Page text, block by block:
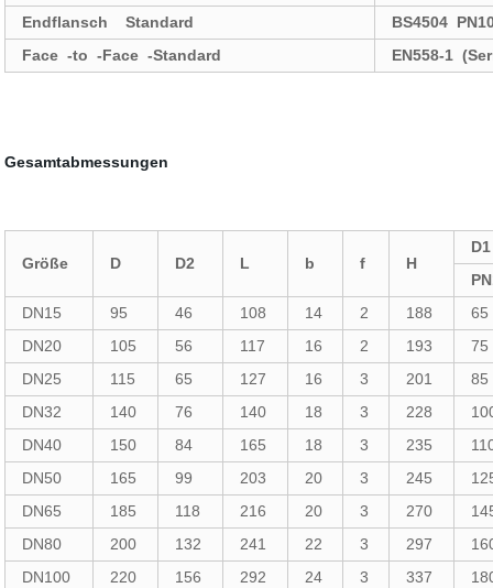
Endflansch Standard
BS4504
Face -to -Face -Standard
EN558-1
Gesamtabmessungen
Größe D D2 L b f H
D1
DN15
95 46 108 14 2 188
65
DN20
105 56 117 16 2 193
75
DN25
115 65 127 16 3 201
85
DN32
140 76 140 18 3 228
DN40
150 84 165 18 3 235
DN50
165 99 203 20 3 245
DN65
185 118 216 20 3 270
DN80
200 132 241 22 3 297
DN100
220 156 292 24 3 337